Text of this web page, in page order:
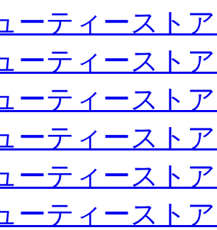
ーティースト
ーティースト
ーティースト
ーティースト
ーティースト
ーティースト